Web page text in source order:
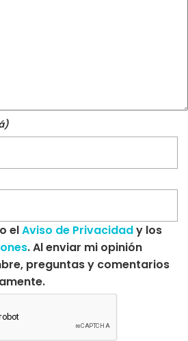
elAviso de Privacidady los
. Al enviar mi opinión
preguntas y comentarios